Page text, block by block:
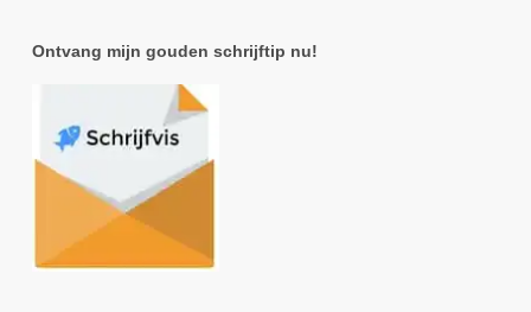
Ontvang mijn gouden schrijftip nu!